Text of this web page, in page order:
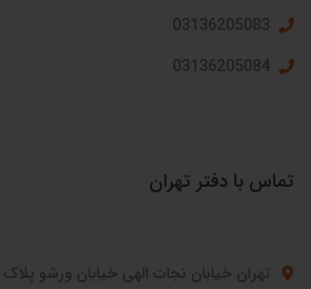
03136205083
03136205084
تماس با دفتر تهران
تهران خیابان نجات الهی خیابان ورشو پلاک ۱۳